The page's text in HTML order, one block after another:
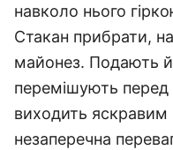
навколо нього
Стакан прибрати,
майонез. Подають
перемішують
виходить
незаперечна